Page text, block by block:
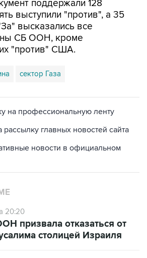
поддержали 128
выступили "против", а 35
высказались все
СБ ООН, кроме
"против" США.
сектор Газа
на профессиональную ленту
рассылку главных новостей сайта
новости в официальном
20:20
призвала отказаться от
столицей Израиля